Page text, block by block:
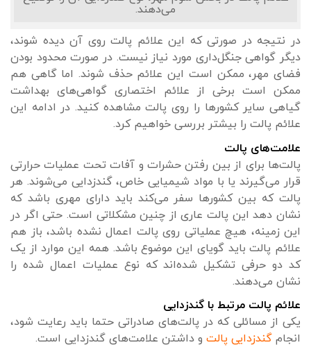
می‌دهند.
در نتیجه در صورتی که این علائم پالت روی آن دیده شوند،
دیگر گواهی جنگل‌داری مورد نیاز نیست. در صورت محدود بودن
فضای مهر، ممکن است این علائم حذف شوند. اما گاهی هم
ممکن است برخی از علائم اختصاری گواهی‌های بهداشت
گیاهی سایر کشورها را روی پالت مشاهده کنید. در ادامه این
علائم پالت را بیشتر بررسی خواهیم کرد.
علامت‌های پالت
پالت‌ها برای از بین رفتن حشرات و آفات تحت عملیات حرارتی
قرار می‌گیرند یا با مواد شیمیایی خاص، گندزدایی می‌شوند. هر
پالت که بین کشورها سفر می‌کند باید دارای مهری باشد که
نشان دهد این پالت عاری از چنین مشکلاتی است. حتی اگر در
این زمینه، هیچ عملیاتی روی پالت اعمال نشده باشد، باز هم
علائم پالت باید گویای این موضوع باشد. همه این موارد از یک
کد دو حرفی تشکیل شده‌اند که نوع عملیات اعمال شده را
نشان می‌دهند.
علائم پالت مرتبط با گندزدایی
یکی از مسائلی که در پالت‌های صادراتی حتما باید رعایت شود،
انجام گندزدایی پالت و داشتن علامت‌های گندزدایی است.